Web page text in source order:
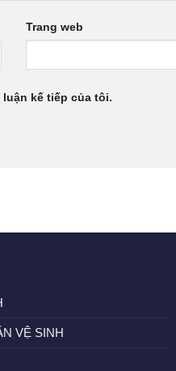
Trang web
kế tiếp của tôi.
VỆ SINH